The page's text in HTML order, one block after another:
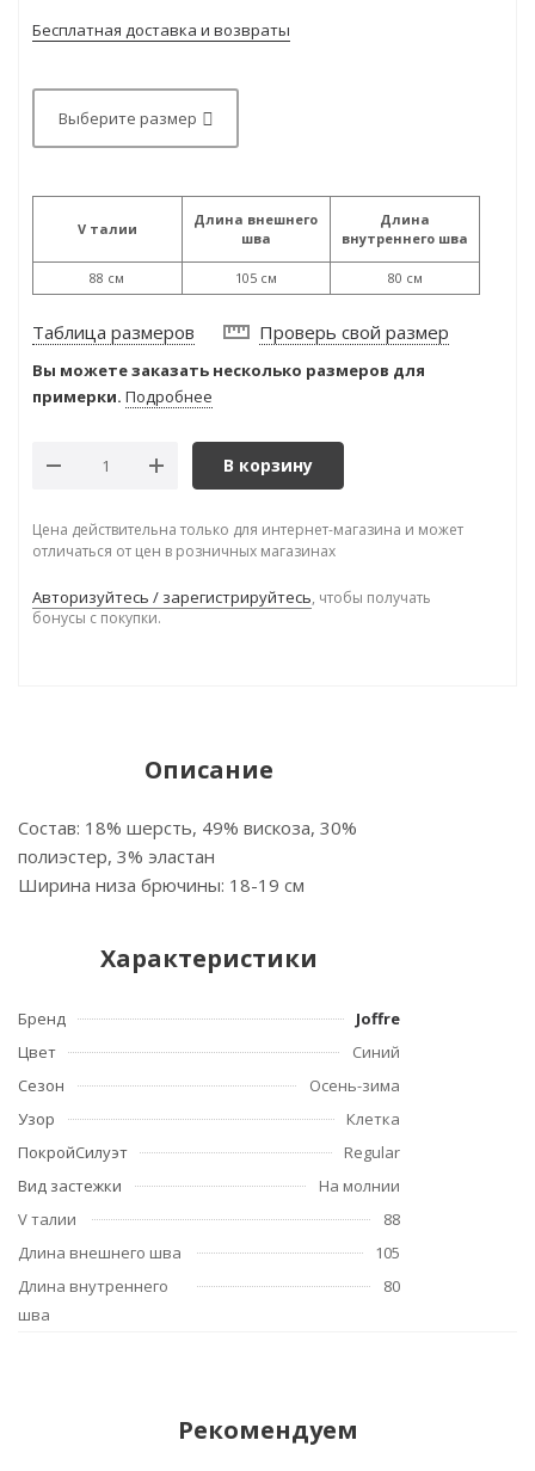
Бесплатная доставка и возвраты
Выберите размер
V талии
88 см
Длина внешнего
шва
105 см
Длина
внутреннего шва
80 см
Таблица размеров Проверь свой размер
Вы можете заказать несколько размеров для
примерки. Подробнее
В корзину
Цена действительна только для интернет-магазина и может
отличаться от цен в розничных магазинах
Авторизуйтесь / зарегистрируйтесь, чтобы получать
бонусы с покупки.
Описание
Состав: 18% шерсть, 49% вискоза, 30%
полиэстер, 3% эластан
Ширина низа брючины: 18-19 см
Характеристики
Бренд
Joffre
Цвет
Синий
Сезон
Осень-зима
Узор
Клетка
ПокройСилуэт
Regular
Вид застежки
На молнии
V талии
88
Длина внешнего шва
105
Длина внутреннего
шва
80
Рекомендуем